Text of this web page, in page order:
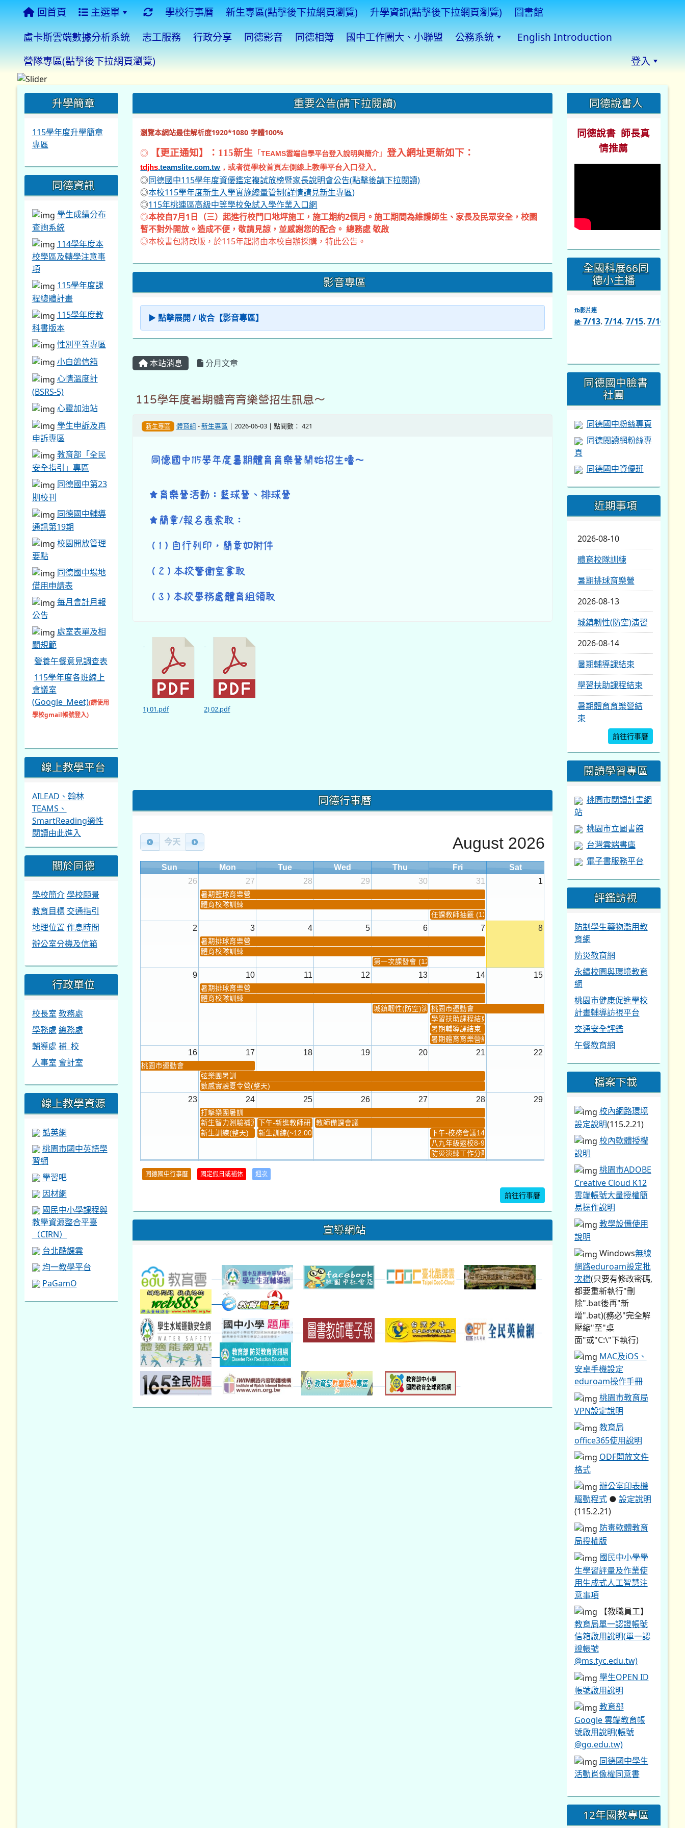
回首頁 主選單 學校行事曆 新生專區(點擊後下拉網頁瀏覽) 升學資訊(點擊後下拉網頁瀏覽)
圖書館
盧卡斯雲端數據分析系統
志工服務 行政分享 同德影音 同德相簿 國中工作圈大、小聯盟 公務系統
English Introduction
營隊專區(點擊後下拉網頁瀏覽)
登入
重要公告(請下拉閱讀)
瀏覽本網站最佳解析度1920*1080 字體100%
◎ 【更正通知】：115新生 「TEAMS雲端自學平台登入說明與簡介」登入網址更新如下：
tdjhs.teamslite.com.tw ，或者從學校首頁左側線上教學平台入口登入。
◎同德國中115學年度資優鑑定複試放榜暨家長說明會公告(點擊後請下拉閱讀)
◎本校115學年度新生入學實施總量管制(詳情請見新生專區)
◎115年桃連區高級中等學校免試入學作業入口網
◎本校自7月1日（三）起進行校門口地坪施工，施工期約2個月。施工期間為維護師生、家長及民眾安全，校園
暫不對外開放。造成不便，敬請見諒，並感謝您的配合。 總務處 敬啟
◎本校書包將改版，於115年起將由本校自辦採購，特此公告。
影音專區
▶ 點擊展開 / 收合【影音專區】
本站消息 分月文章
115學年度暑期體育育樂營招生訊息～
新生專區 體育組 -新生專區 | 2026-06-03 | 點閱數： 421
同德國中115學年度暑期體育育樂營開始招生嚕～
★育樂營活動：籃球營、排球營
★簡章/報名表索取：
（1）自行列印，簡章如附件
（2）本校警衛室拿取
（3）本校學務處體育組領取
1) 01.pdf 2) 02.pdf
同德行事曆
今天 August 2026
Sun Mon Tue Wed Thu Fri
Sat
26
27 28 29 30 31 1
暑期籃球育樂營
體育校隊訓練
任課教師抽籤 (12:30~)...
2 3 4 5 6 7 8
暑期排球育樂營
體育校隊訓練
第一次課發會 (12:30~)
9 10 11 12 13 14 15
暑期排球育樂營
體育校隊訓練
城鎮韌性(防空)演習桃園市運動會
學習扶助課程結束
暑期輔導課結束
暑期體育育樂營結束
16 17 18 19 20 21 22
桃園市運動會
弦樂團暑訓
數感實驗夏令營(整天)
23 24 25 26 27 28 29
打擊樂團暑訓
新生智力測驗補測(...下午-新進教師研習教師備課會議
新生訓練(整天)
新生訓練(~12:00)
下午-校務會議14:00-16...
八九年級返校8-9
防災演練工作分配及...
30 31
本週_健康檢查週 各班器材負責人訓練發放班級書箱及晨讀...
本週_新書展
班週
第一週
超額比序暨免試入學...
同德國中行事曆 國定假日或補休 週次
前往行事曆
宣導網站
::: 升學簡章
115學年度升學簡章
專區
同德資訊
學生成績分布
查詢系統
114學年度本
校學區及轉學注意事
項
115學年度課
程總體計畫
115學年度教
科書版本
性別平等專區
小白鴿信箱
心情溫度計
(BSRS-5)
心靈加油站
學生申訴及再
申訴專區
教育部「全民
安全指引」專區
同德國中第23
期校刊
同德國中輔導
通訊第19期
校園開放管理
要點
同德國中場地
借用申請表
每月會計月報
公告
處室表單及相
關規範
營養午餐意見調查表
115學年度各班線上
會議室
(Google_Meet)(請使用
學校gmail帳號登入)
線上教學平台
AILEAD、翰林
TEAMS、
SmartReading適性
閱讀由此進入
關於同德
學校簡介 學校願景
教育目標 交通指引
地理位置 作息時間
辦公室分機及信箱
行政單位
校長室 教務處
學務處 總務處
輔導處 補 校
人事室 會計室
線上教學資源
酷英網
桃園市國中英語學
習網
學習吧
因材網
國民中小學課程與
教學資源整合平臺
（CIRN）
台北酷課雲
均一教學平台
PaGamO
::: 同德說書人
同德說書 師長真
情推薦
全國科展66同
德小主播
fb影片連
結: 7/13. 7/14. 7/15. 7/16
https://www.facebook.com/
同德國中臉書
社團
同德國中粉絲專頁
同德閱讀網粉絲專
頁
同德國中資優班
近期事項
2026-08-10
體育校隊訓練
暑期排球育樂營
2026-08-13
城鎮韌性(防空)演習
2026-08-14
暑期輔導課結束
學習扶助課程結束
暑期體育育樂營結
束
前往行事曆
閱讀學習專區
桃園市閱讀計畫網
站
桃園市立圖書館
台灣雲端書庫
電子書服務平台
評鑑訪視
防制學生藥物濫用教
育網
防災教育網
永續校園與環境教育
網
桃園市健康促進學校
計畫輔導訪視平台
交通安全評鑑
午餐教育網
檔案下載
校內網路環境
設定說明(115.2.21)
校內軟體授權
說明
桃園市ADOBE
Creative Cloud K12
雲端帳號大量授權簡
易操作說明
教學設備使用
說明
Windows無線
網路eduroam設定批
次檔(只要有修改密碼,
都要重新執行"刪
除".bat後再"新
增".bat)(務必"完全解
壓縮"至"桌
面"或"C:\"下執行)
MAC及iOS、
安卓手機設定
eduroam操作手冊
桃園市教育局
VPN設定說明
教育局
office365使用說明
ODF開放文件
格式
辦公室印表機
驅動程式● 設定說明
(115.2.21)
防毒軟體教育
局授權版
國民中小學學
生學習評量及作業使
用生成式人工智慧注
意事項
【教職員工】
教育局單一認證帳號
信箱啟用說明(單一認
證帳號
@ms.tyc.edu.tw)
學生OPEN ID
帳號啟用說明
教育部
Google 雲端教育帳
號啟用說明(帳號
@go.edu.tw)
同德國中學生
活動肖像權同意書
12年國教專區